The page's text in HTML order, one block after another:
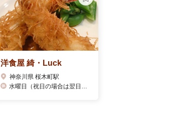
洋食屋 綺・Luck
神奈川県 桜木町駅
水曜日（祝日の場合は翌日）、 コロナ禍のため料理教室は当分お休み